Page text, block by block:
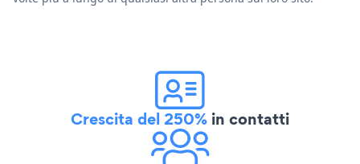
Crescita del 250% in contatti